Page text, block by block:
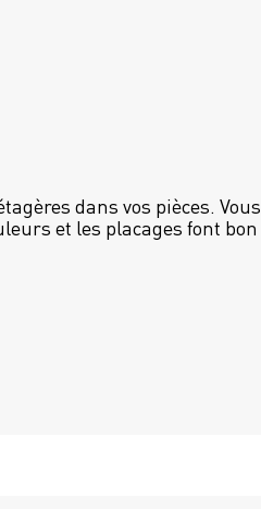
dans vos pièces. Vous
et les placages font bon